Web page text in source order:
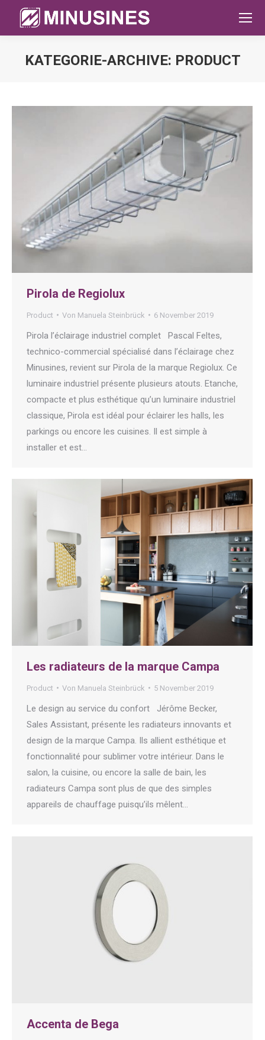
KATEGORIE-ARCHIVE: PRODUCT
Pirola de Regiolux
Product Von Manuela Steinbrück 6 November 2019
Pirola l’éclairage industriel complet Pascal Feltes,
technico-commercial spécialisé dans l’éclairage chez
Minusines, revient sur Pirola de la marque Regiolux. Ce
luminaire industriel présente plusieurs atouts. Etanche,
compacte et plus esthétique qu’un luminaire industriel
classique, Pirola est idéal pour éclairer les halls, les
parkings ou encore les cuisines. Il est simple à
installer et est…
Les radiateurs de la marque Campa
Product Von Manuela Steinbrück 5 November 2019
Le design au service du confort Jérôme Becker,
Sales Assistant, présente les radiateurs innovants et
design de la marque Campa. Ils allient esthétique et
fonctionnalité pour sublimer votre intérieur. Dans le
salon, la cuisine, ou encore la salle de bain, les
radiateurs Campa sont plus de que des simples
appareils de chauffage puisqu’ils mêlent…
Accenta de Bega